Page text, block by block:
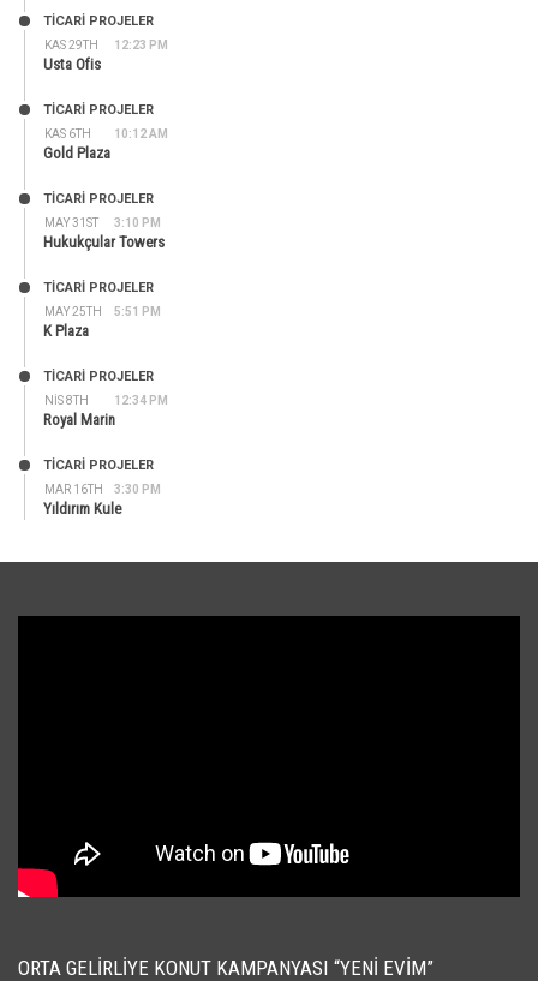
KAS 29TH 12:23 PM
TİCARİ PROJELER
Usta Ofis
KAS 6TH 10:12 AM
TİCARİ PROJELER
Gold Plaza
MAY 31ST 3:10 PM
TİCARİ PROJELER
Hukukçular Towers
MAY 25TH 5:51 PM
TİCARİ PROJELER
K Plaza
NIS 8TH 12:34 PM
TİCARİ PROJELER
Royal Marin
MAR 16TH 3:30 PM
TİCARİ PROJELER
Yıldırım Kule
ORTA GELIRLIYE KONUT KAMPANYASI “YENI EVIM”